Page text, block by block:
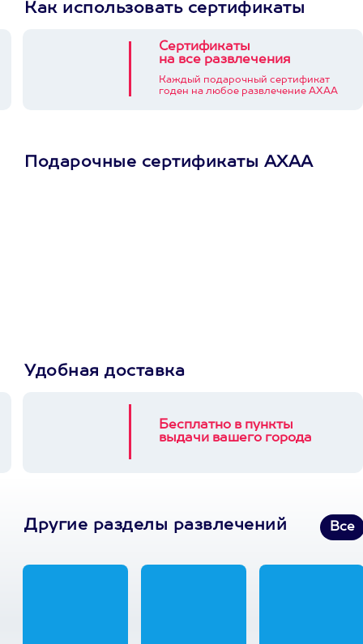
Как использовать сертификаты
Сертификаты
на все развлечения
Каждый подарочный сертификат
годен на любое развлечение АХАА
Подарочные сертификаты АХАА
Удобная доставка
Бесплатно в пункты
выдачи вашего города
Другие разделы развлечений Все